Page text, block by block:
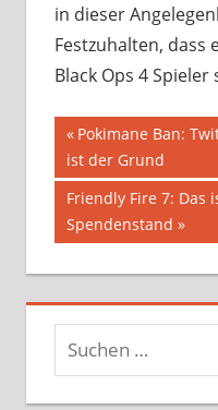
in dieser
Festzuhalten, dass
Black Ops 4 Spieler
BEZIEHUNG
PARTNER
TRENNUNG
TWITCH
Vorheriger
Beitrag:
Pokimane Ban:
ist der Grund
Nächster
Beitrag:
Friendly Fire 7: Das
Spendenstand